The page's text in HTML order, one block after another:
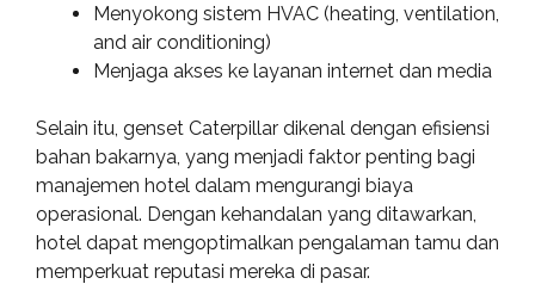
Menyokong sistem HVAC (heating, ventilation,
and air conditioning)
Menjaga akses ke layanan internet dan media
Selain itu, genset Caterpillar dikenal dengan efisiensi
bahan bakarnya, yang menjadi faktor penting bagi
manajemen hotel dalam mengurangi biaya
operasional. Dengan kehandalan yang ditawarkan,
hotel dapat mengoptimalkan pengalaman tamu dan
memperkuat reputasi mereka di pasar.